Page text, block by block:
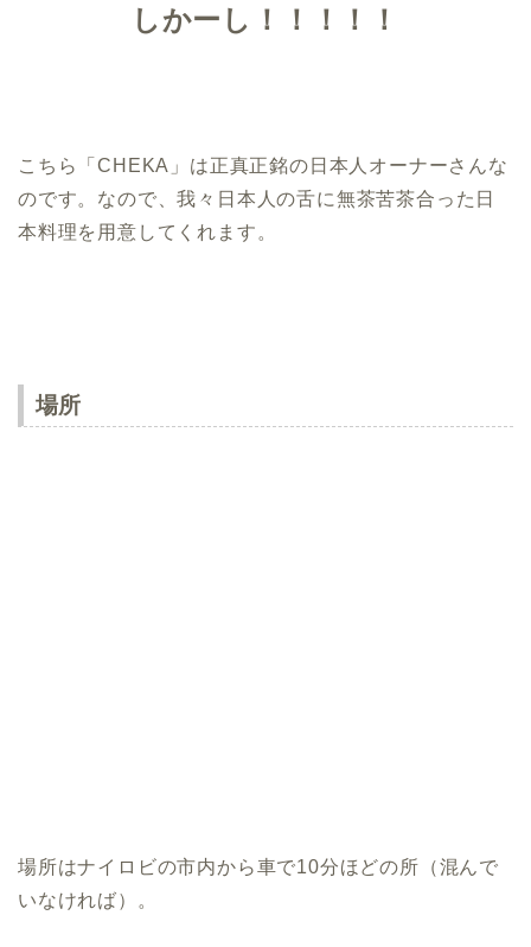
しかーし！！！！！
こちら「CHEKA」は正真正銘の日本人オーナーさんな
のです。なので、我々日本人の舌に無茶苦茶合った日
本料理を用意してくれます。
場所
場所はナイロビの市内から車で10分ほどの所（混んで
いなければ）。